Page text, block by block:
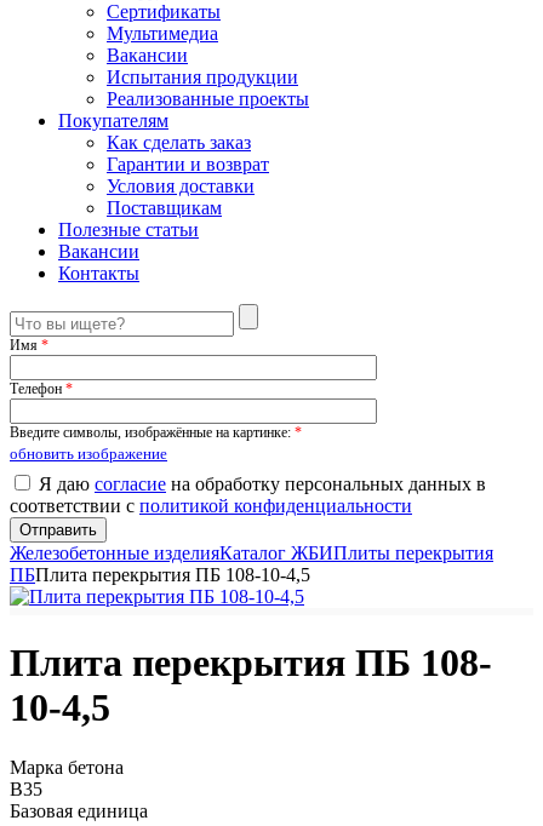
Сертификаты
Мультимедиа
Вакансии
Испытания продукции
Реализованные проекты
Покупателям
Как сделать заказ
Гарантии и возврат
Условия доставки
Поставщикам
Полезные статьи
Вакансии
Контакты
Имя *
Телефон *
Введите символы, изображённые на картинке: *
обновить изображение
Я даю согласие на обработку персональных данных в
соответствии с политикой конфиденциальности
Железобетонные изделияКаталог ЖБИПлиты перекрытия
ПБПлита перекрытия ПБ 108-10-4,5
Плита перекрытия ПБ 108-
10-4,5
Марка бетона
B35
Базовая единица